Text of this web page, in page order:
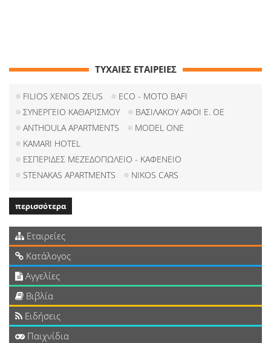
ΤΥΧΑΙΕΣ ΕΤΑΙΡΕΙΕΣ
FILIOS XENIOS ZEUS
ECO - MOTO BAFI
ΣΥΝΕΡΓΕΙΟ ΚΑΘΑΡΙΣΜΟΥ
ΒΑΣΙΛΑΚΟΥ ΑΦΟΙ Ε. ΟΕ
ANTHOULA APARTMENTS
MODEL ONE
KAMARI HOTEL
ΕΣΠΕΡΙΔΕΣ ΜΕΖΕΔΟΠΩΛΕΙΟ - ΚΑΦΕΝΕΙΟ
STENAKAS APARTMENTS
NIKOS CARS
περισσότερα
Εταιρείες
Κατάλογος
Αγγελίες
Βιβλία
Ειδήσεις
Παιχνίδια